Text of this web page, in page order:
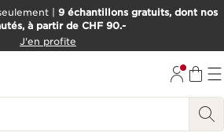
| 9 échantillons gratuits, dont nos
à partir de CHF 90.-
J'en profite